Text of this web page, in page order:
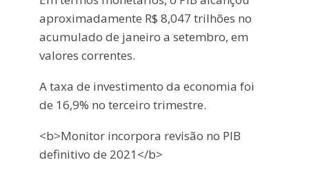
aproximadamente R$ 8,047 trilhões no
acumulado de janeiro a setembro, em
valores correntes.
A taxa de investimento da economia foi
de 16,9% no terceiro trimestre.
<b>Monitor incorpora revisão no PIB
definitivo de 2021</b>